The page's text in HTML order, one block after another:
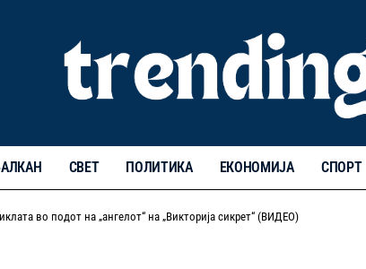
СВЕТ ПОЛИТИКА ЕКОНОМИЈА СПОРТ
во подот на „ангелот“ на „Викторија сикрет“ (ВИДЕО)